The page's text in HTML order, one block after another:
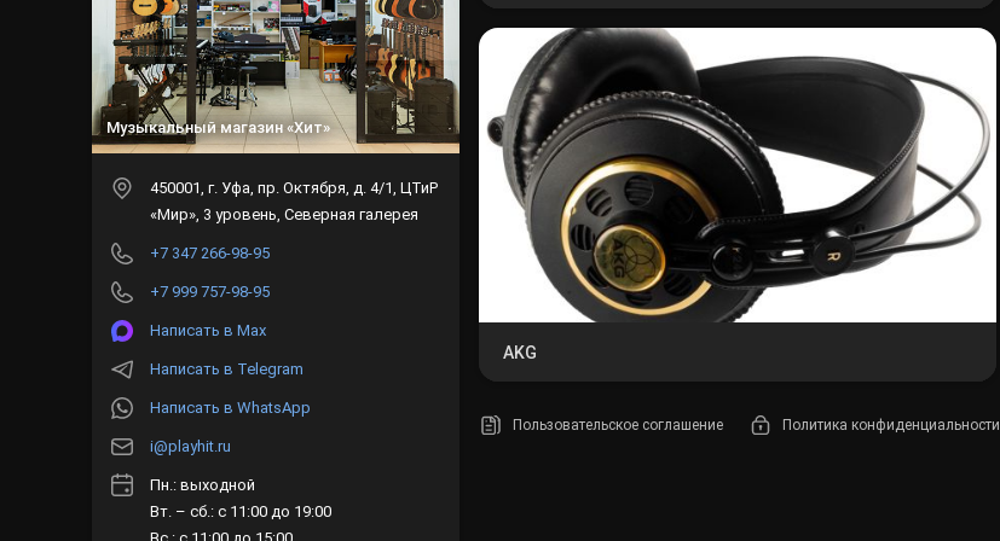
AKG
Пользовательское соглашение Политика конфиденциальности
Лампы
Светофильтры
Стробоскопы
Зенитные прожекторы
Музыкальный магазин «Хит»
450001 , г. Уфа пр. Октября, д. 4/1, ЦТиР
«Мир», 3 уровень, Северная галерея
+7 347 266-98-95
+7 999 757-98-95
Написать в Max
Написать в Telegram
Написать в WhatsApp
i@playhit.ru
Пн.: выходной
Вт. – сб.: с 11:00 до 19:00